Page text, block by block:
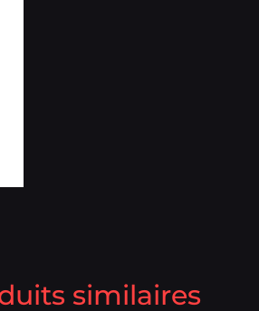
similaires